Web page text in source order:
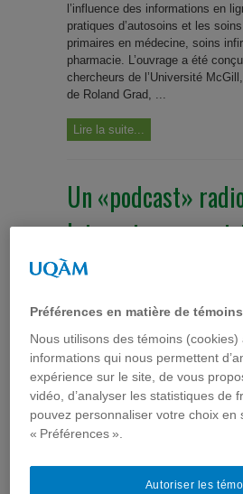
l’influence des informations en
pratiques d’autosoins et les
primaires en médecine, soins
pharmacie. L’ouvrage a été
chercheurs de l’Université
de Roland Grad, ...
Lire la suite...
Un «podcast»
Internet pour
prévention du VIH
minorités sexuelles
américaines de
Colloques, Communication
Événements
Évènements passés
Interventions, Minorités ethnoculturelles ,
Télé-santé & Internet santé
Vidéos
Préférences en matière de témoins
Nous utilisons des témoins
informations qui nous permettent
expérience sur le site, de vous
vidéo, d’analyser les statistiques de
pouvez personnaliser votre choix en
« Préférences ».
Autoriser les